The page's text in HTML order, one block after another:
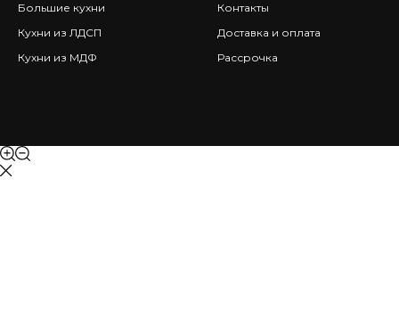
Большие кухни
Кухни из ЛДСП
Кухни из МДФ
Контакты
Доставка и оплата
Рассрочка